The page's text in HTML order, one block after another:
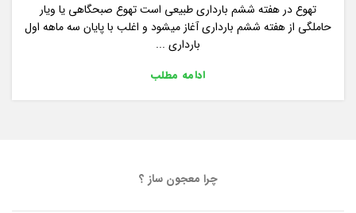
تهوع در هفته ششم بارداری طبیعی است تهوع صبحگاهی یا ویار
حاملگی از هفته ششم بارداری آغاز میشود و اغلب با پایان سه ماهه اول
بارداری ...
ادامه مطلب
چرا معجون ساز ؟